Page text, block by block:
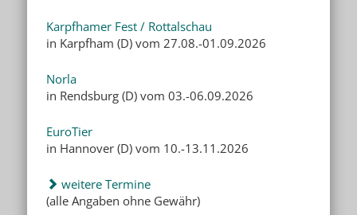
Karpfhamer Fest / Rottalschau
in Karpfham (D) vom 27.08.-01.09.2026
Norla
in Rendsburg (D) vom 03.-06.09.2026
EuroTier
in Hannover (D) vom 10.-13.11.2026
weitere Termine
(alle Angaben ohne Gewähr)